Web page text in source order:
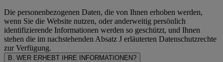
Die personenbezogenen Daten, die von Ihnen erhoben werden,
wenn Sie die Website nutzen, oder anderweitig persönlich
identifizierende Informationen werden so geschützt, und Ihnen
stehen die im nachstehenden Absatz J erläuterten Datenschutzrechte
zur Verfügung.
B. WER ERHEBT IHRE INFORMATIONEN?